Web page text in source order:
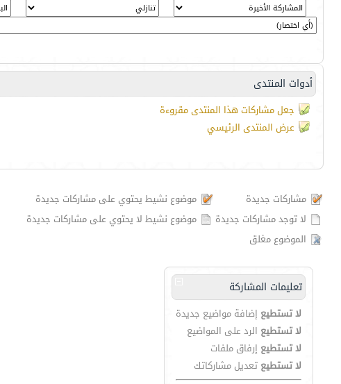
أدوات المنتدى
جعل مشاركات هذا المنتدى مقروءة
عرض المنتدى الرئيسي
مشاركات جديدة
موضوع نشيط يحتوي على مشاركات جديدة
لا توجد مشاركات جديدة
موضوع نشيط لا يحتوي على مشاركات جديدة
الموضوع مغلق
تعليمات المشاركة
لا تستطيع إضافة مواضيع جديدة
لا تستطيع الرد على المواضيع
لا تستطيع إرفاق ملفات
لا تستطيع تعديل مشاركاتك